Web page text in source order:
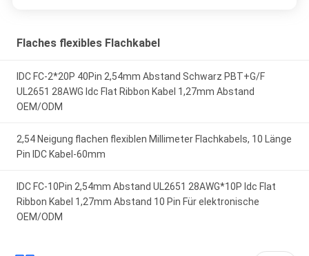
Flaches flexibles Flachkabel
IDC FC-2*20P 40Pin 2,54mm Abstand Schwarz PBT+G/F
UL2651 28AWG Idc Flat Ribbon Kabel 1,27mm Abstand
OEM/ODM
2,54 Neigung flachen flexiblen Millimeter Flachkabels, 10 Länge
Pin IDC Kabel-60mm
IDC FC-10Pin 2,54mm Abstand UL2651 28AWG*10P Idc Flat
Ribbon Kabel 1,27mm Abstand 10 Pin Für elektronische
OEM/ODM